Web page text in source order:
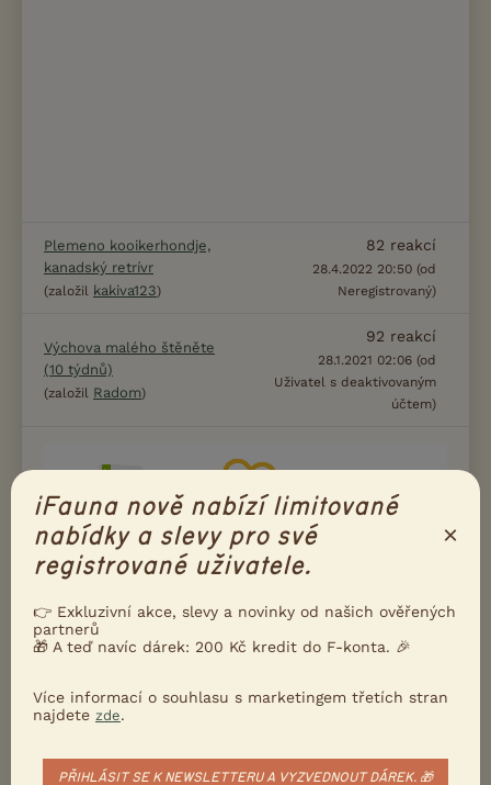
Plemeno kooikerhondje,
kanadský retrívr
(založil kakiva123)
82 reakcí
28.4.2022 20:50 (od
Neregistrovaný)
Výchova malého štěněte
(10 týdnů)
(založil Radom)
92 reakcí
28.1.2021 02:06 (od
Uživatel s deaktivovaným
účtem)
Kooikerhondje - můj nový
(založil Uživatel s
6.4.2020 15:58 (od Arka14)
iFauna nově nabízí limitované
nabídky a slevy pro své
registrované uživatele.
×
👉 Exkluzivní akce, slevy a novinky od našich ověřených
partnerů
🎁 A teď navíc dárek: 200 Kč kredit do F-konta. 🎉
Více informací o souhlasu s marketingem třetích stran
najdete zde.
PŘIHLÁSIT SE K NEWSLETTERU A VYZVEDNOUT DÁREK. 🎁